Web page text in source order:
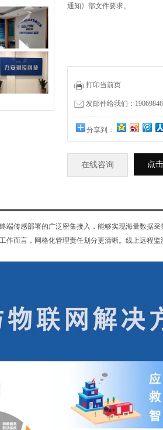
通知》部文件要求。
打印当前页
发邮件给我们：
分享到：
在线咨询 点
端传感部署的广泛密集接入，能够实现海量数据
作而言，网格化管理责任划分更清晰。线上远程